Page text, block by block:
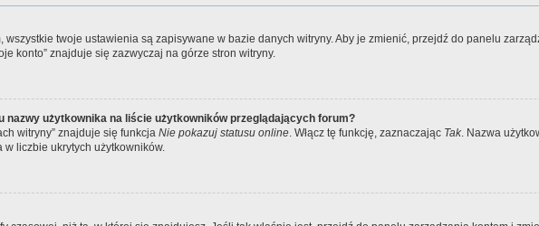
twoje ustawienia są zapisywane w bazie danych witryny. Aby je zmienić, przejdź do panelu
konto” znajduje się zazwyczaj na górze stron witryny.
nazwy użytkownika na liście użytkowników przeglądających forum?
witryny” znajduje się funkcja Nie pokazuj statusu online. Włącz tę funkcję, zaznaczając Tak. Nazwa
liczbie ukrytych użytkowników.